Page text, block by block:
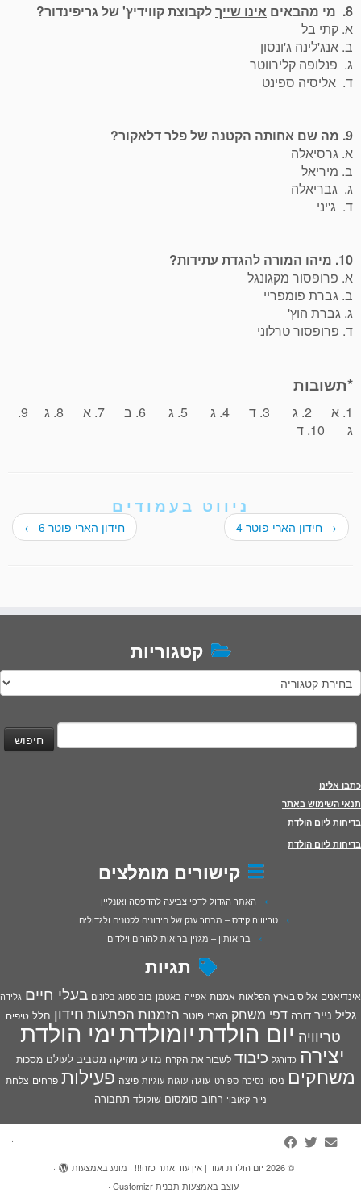
8. מי מהבאים אינו שייךלקבוצת קווידיץ' של גריפינדור?
א. קתי בל
ב. אנג'לינה ג'ונסון
ג. פנלופה קלירווטר
ד. אליסיה ספינט
9. מה שם אחותה הקטנה של פלר דלאקור?
א. גרסיאלה
ב. מיריאל
ג. גבריאלה
ד. ג'יני
10. מיהו המורה להגדת עתידות?
א. פרופסור מקגונגל
ב. גברת פומפריי
ג. גברת הוץ'
ד. פרופסור טרלוני
*תשובות
1. א 2. ג 3. ד 4. ג 5. ג 6. ב 7. א 8. ג 9.
ג 10. ד
ניווט בעמודים
→ חידון הארי פוטר 4 חידון הארי פוטר 6 ←
קטגוריות
קטגוריות
חיפוש:
כתבו אלינו
תנאי השימוש באתר
בדיחות ליום הולדת
בדיחות ליום הולדת
קישורים מומלצים
האתר הגדול לדפי צביעה להדפסה ואונליין
טריוויה קידס – מבחר ענק של חידונים לקטנים ולגדולים
בריאותון – מגזין בריאות להורים וילדים
תגיות
אינדיאנים אליס בארץ הפלאות אמנות אפייה באטמן בוב ספוג בלונים בעלי חיים גלידה
גליל נייר דורה דפי משחק הארי פוטר הזמנות הפתעות חידון חלל טיפים
טריוויה יום הולדתיומולדתימי הולדת
יצירה כדורגל כיבוד לשבור את הקרח מדע מוזיקה מסביב לעולם מסכות
משחקים ניסוי נסיכה ספורט עוגה עוגות עוגיות פיצה פעילות פרחים צלחת
נייר קאובוי רחוב סומסום שוקולד תחבורה
·
© 2026 יום הולדת ועוד | אין עוד אתר כזה!!! · מונע באמצעות
·
עוצב באמצעות תבנית Customizr ·